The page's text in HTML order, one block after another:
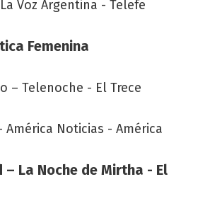
Voz Argentina - Telefe
Femenina
– Telenoche - El Trece
América Noticias - América
La Noche de Mirtha - El